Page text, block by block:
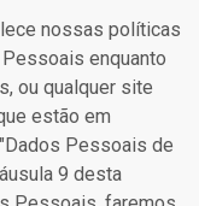
nossas políticas
enquanto
ou qualquer site
estão em
Pessoais de
9 desta